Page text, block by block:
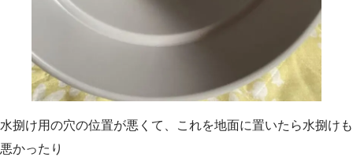
水捌け用の穴の位置が悪くて、これを地面に置いたら水捌けも
悪かったり